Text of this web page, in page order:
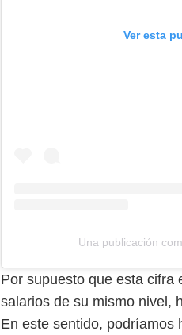
Ver esta
Una publicación
Por supuesto que esta cifra
salarios de su mismo nivel,
En este sentido, podríamos